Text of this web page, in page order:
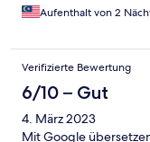
Aufenthalt von 2
Verifizierte Bewertung
6/10 – Gut
4. März 2023
Mit Google